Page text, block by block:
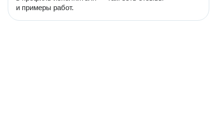
и примеры работ.